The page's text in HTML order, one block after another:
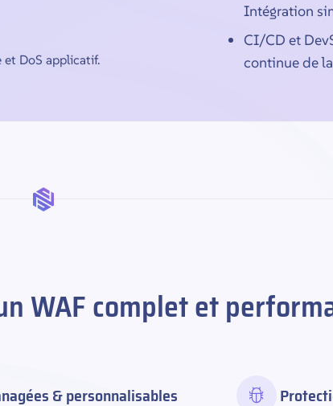
et DoS applicatif.
Intégration
CI/CD et
continue de
WAF complet et
& personnalisables